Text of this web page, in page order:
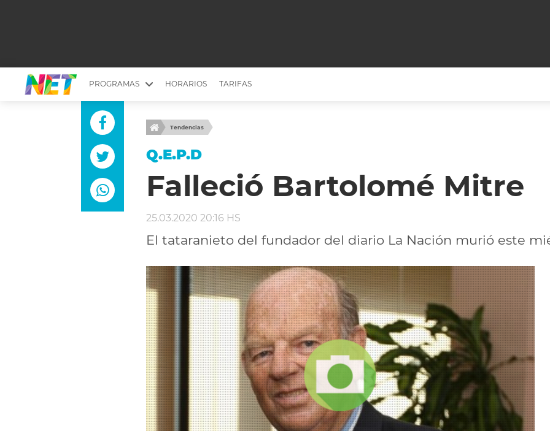
PROGRAMAS
MESA PICANTE
YUYITO A LA TARDE
EMPRENDI2
LONGOBARDI
CHICHE EN VIVO
ARGENTINOS X ARGENTINA
INTELEXIS TV
ENTROMETIDOS EN LA TELE
REPERFILAR
FIESTAS ARGENTINAS
AGENDA
HORARIOS TARIFAS
Tendencias
Q.E.P.D
Falleció Bartolomé Mitre
25.03.2020 20:16 HS
El tataranieto del fundador del diario La Nación murió este